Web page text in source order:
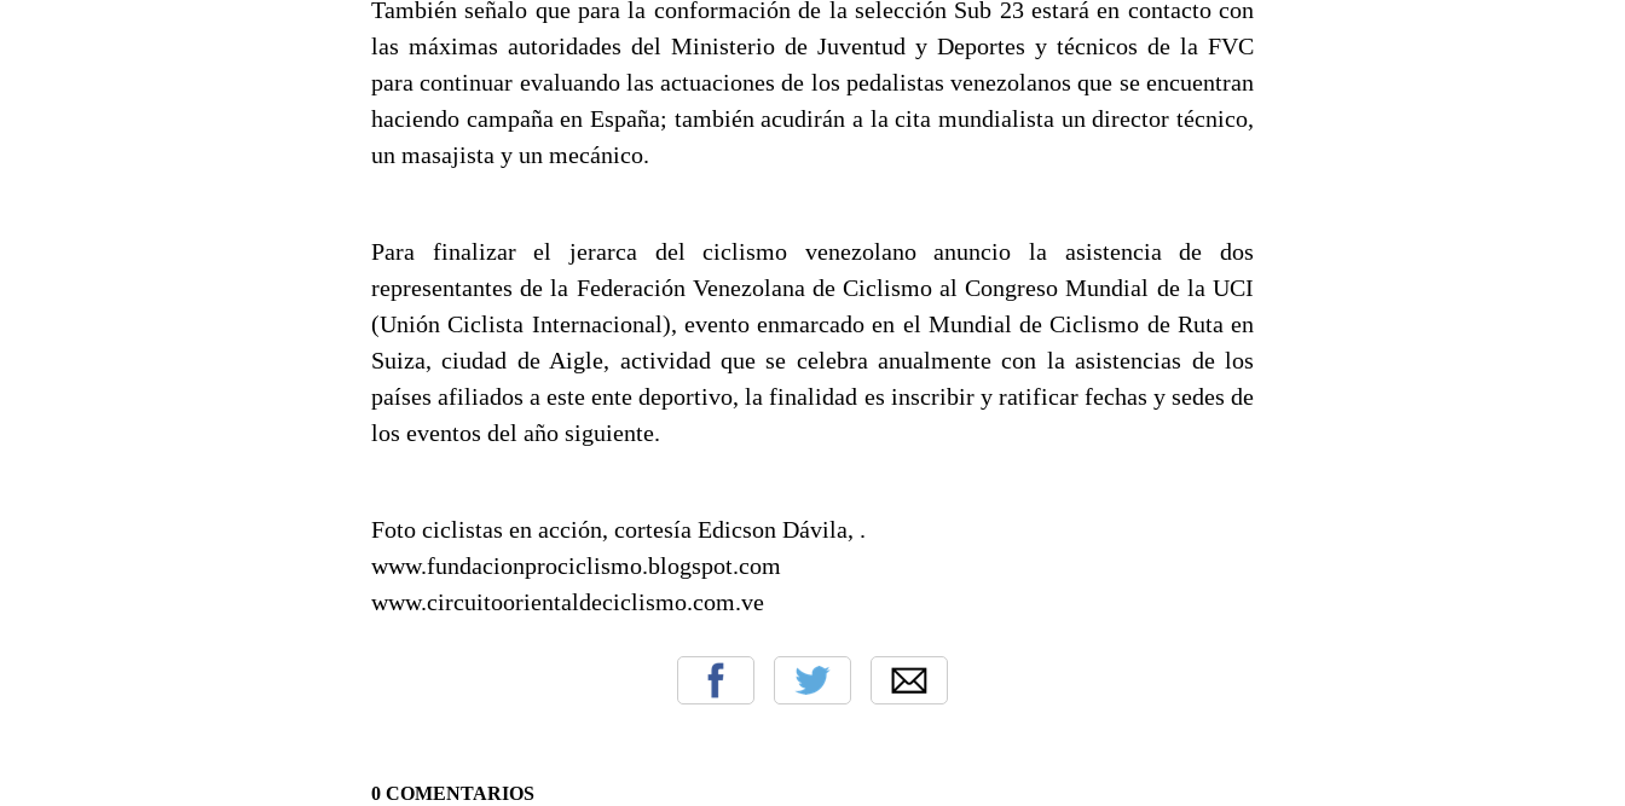
También señalo que para la conformación de la selección Sub 23 estará en contacto con
las máximas autoridades del Ministerio de Juventud y Deportes y técnicos de la FVC
para continuar evaluando las actuaciones de los pedalistas venezolanos que se encuentran
haciendo campaña en España; también acudirán a la cita mundialista un director técnico,
un masajista y un mecánico.
Para finalizar el jerarca del ciclismo venezolano anuncio la asistencia de dos
representantes de la Federación Venezolana de Ciclismo al Congreso Mundial de la UCI
(Unión Ciclista Internacional), evento enmarcado en el Mundial de Ciclismo de Ruta en
Suiza, ciudad de Aigle, actividad que se celebra anualmente con la asistencias de los
países afiliados a este ente deportivo, la finalidad es inscribir y ratificar fechas y sedes de
los eventos del año siguiente.
Foto ciclistas en acción, cortesía Edicson Dávila, .
www.fundacionprociclismo.blogspot.com
www.circuitoorientaldeciclismo.com.ve
0 COMENTARIOS